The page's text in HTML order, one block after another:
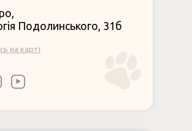
на карті
Подолинського, 31б